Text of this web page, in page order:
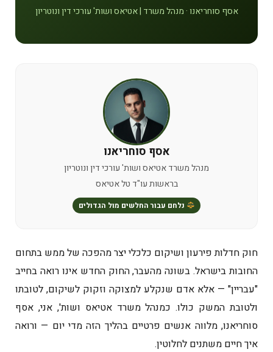
אסף סוחריאנו · מנהל משרד | אטיאס ושות' עורכי דין ונוטריון
אסף סוחריאנו
מנהל משרד אטיאס ושות' עורכי דין ונוטריון
בראשות עו"ד טל אטיאס
נלחם עבור החלשים מול הגדולים
חוק חדלות פירעון ושיקום כלכלי יצר מהפכה של ממש בתחום
החובות בישראל. בשונה מהעבר, החוק החדש אינו רואה בחייב
"עבריין" — אלא אדם שנקלע למצוקה וזקוק לשיקום, לטובתו
ולטובת המשק כולו. כמנהל משרד אטיאס ושות', אני, אסף
סוחריאנו, מלווה אנשים פרטיים בהליך הזה מדי יום — ורואה
איך חיים משתנים לחלוטין.